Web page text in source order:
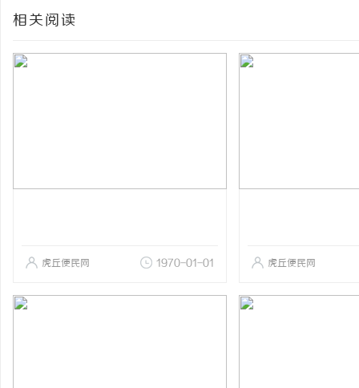
相关阅读
虎丘便民网 1970-01-01 虎丘便民网